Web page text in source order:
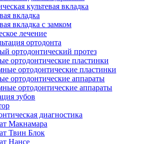
культевая вкладка
вкладка
вкладка с замком
лечение
ортодонта
ортодонтический протез
ортодонтические пластинки
ортодонтические пластинки
ортодонтические аппараты
ортодонтические аппараты
зубов
диагностика
Макнамара
Твин Блок
Нансе